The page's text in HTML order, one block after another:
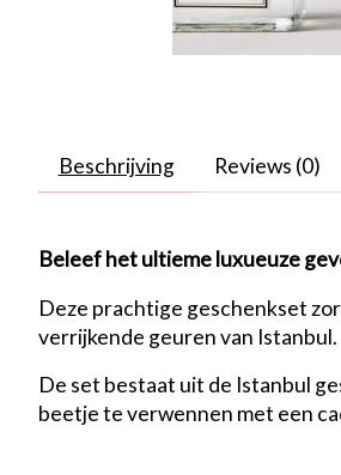
Beschrijving Reviews (0)
Beleef het ultieme luxueuze
Deze prachtige geschenkset
verrijkende geuren van Istanbul.
De set bestaat uit de Istanbul
beetje te verwennen met een